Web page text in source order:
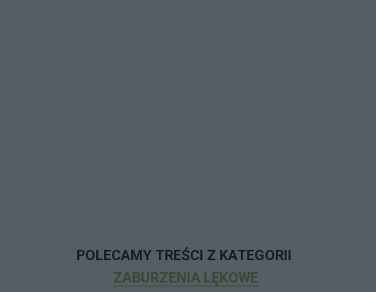
POLECAMY TREŚCI Z KATEGORII
ZABURZENIA LĘKOWE